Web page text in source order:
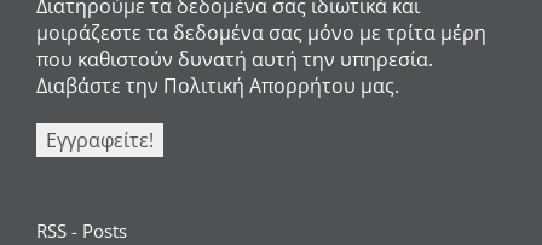
Διατηρούμε τα δεδομένα σας ιδιωτικά και
μοιράζεστε τα δεδομένα σας μόνο με τρίτα μέρη
που καθιστούν δυνατή αυτή την υπηρεσία.
Διαβάστε την Πολιτική Απορρήτου μας.
RSS - Posts